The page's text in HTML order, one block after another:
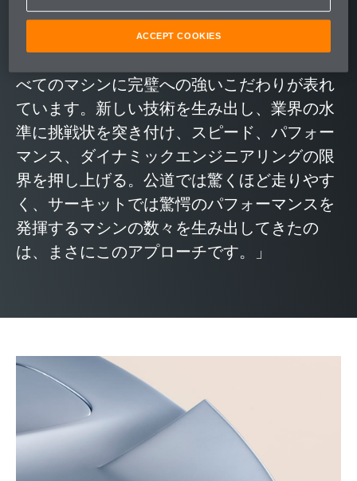
きるかを考えます。この飽くなき探求心は、
マクラーレンのあらゆる部分に反映されてい
べてのマシンに完璧への強いこだわりが表れ
ています。新しい技術を生み出し、業界の水
準に挑戦状を突き付け、スピード、パフォー
マンス、ダイナミックエンジニアリングの限
界を押し上げる。公道では驚くほど走りやす
く、サーキットでは驚愕のパフォーマンスを
発揮するマシンの数々を生み出してきたの
は、まさにこのアプローチです。」
ACCEPT COOKIES